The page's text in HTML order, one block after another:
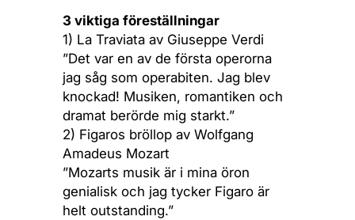
3 viktiga föreställningar
1) La Traviata av Giuseppe Verdi
”Det var en av de första operorna
jag såg som operabiten. Jag blev
knockad! Musiken, romantiken och
dramat berörde mig starkt.”
2) Figaros bröllop av Wolfgang
Amadeus Mozart
”Mozarts musik är i mina öron
genialisk och jag tycker Figaro är
helt outstanding.”